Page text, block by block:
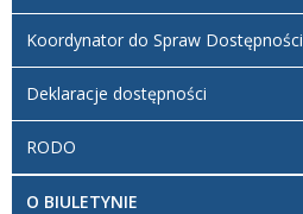
Koordynator do Spraw Dostępności
Deklaracje dostępności
RODO
O BIULETYNIE